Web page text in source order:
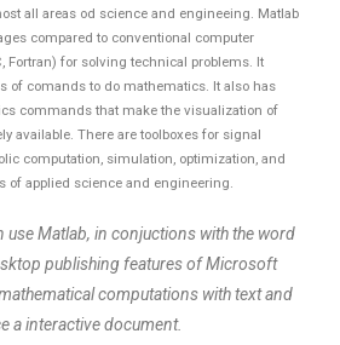
all areas od science and engineeing. Matlab
compared to conventional computer
Fortran) for solving technical problems. It
of comands to do mathematics. It also has
commands that make the visualization of
available. There are toolboxes for signal
computation, simulation, optimization, and
of applied science and engineering.
use Matlab, in conjuctions with the word
publishing features of Microsoft
computations with text and
a interactive document.